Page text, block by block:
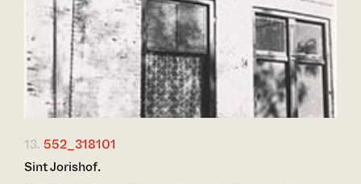
13. 552_318101
Sint Jorishof.